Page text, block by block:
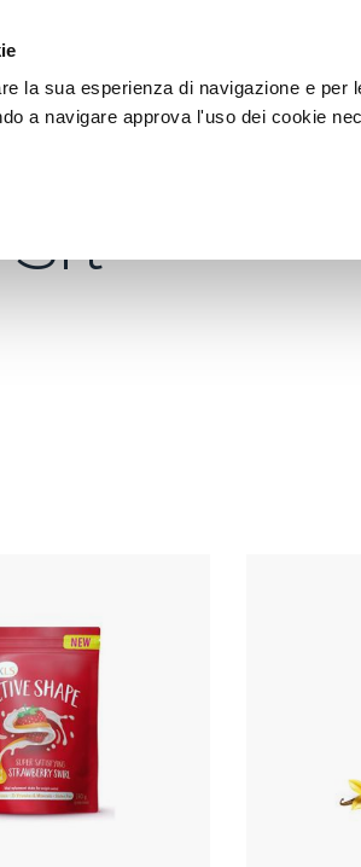
la sua esperienza di navigazione e per
a navigare approva l'uso dei cookie
Srl